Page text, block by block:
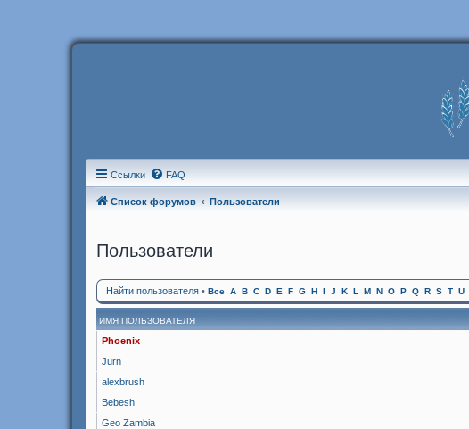
Ссылки FAQ
Список форумов Пользователи
Пользователи
Найти пользователя • Все A B C D E F G H I J K L M N O P Q R S T U
ИМЯ ПОЛЬЗОВАТЕЛЯ
Phoenix
Jurn
alexbrush
Bebesh
Geo Zambia